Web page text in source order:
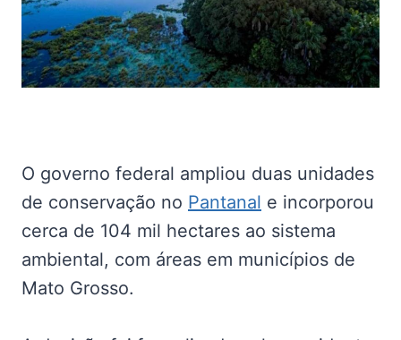
O governo federal ampliou duas unidades
de conservação no Pantanal e incorporou
cerca de 104 mil hectares ao sistema
ambiental, com áreas em municípios de
Mato Grosso.